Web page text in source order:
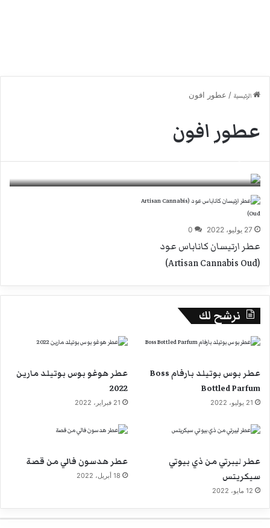
الرئيسية / عطور افون
عطور افون
عطر افون شيرش Avon Cherish للنساء
27 يوليو، 2022 0
عطر ارتيسان كاناباس عود
(Artisan Cannabis Oud)
نرشح لك
عطر بوس بوتيلد بارفام Boss
Bottled Parfum
21 يوليو، 2022
عطر هوغو بوس بوتيلد مارين
2022
21 فبراير، 2022
عطر ليبرتي من ذي بيوتي
سيكريتس
12 مايو، 2022
عطر هدسون فالي من قصة
18 أبريل، 2022